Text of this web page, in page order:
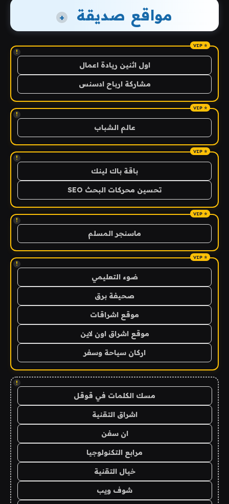
مواقع صديقة +
!
اول اثنين ريادة اعمال
مشاركة ارباح ادسنس
!
عالم الشباب
!
باقة باك لينك
تحسين محركات البحث SEO
!
ماسنجر المسلم
!
ضوء التعليمي
صحيفة برق
موقع اشراقات
موقع اشراق اون لاين
اركان سياحة وسفر
!
مسك الكلمات في قوقل
اشراق التقنية
ان سفن
مرابع التكنولوجيا
خيال التقنية
شوف ويب